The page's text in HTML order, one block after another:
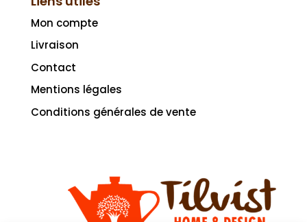
Mon compte
Livraison
Contact
Mentions légales
Conditions générales de vente